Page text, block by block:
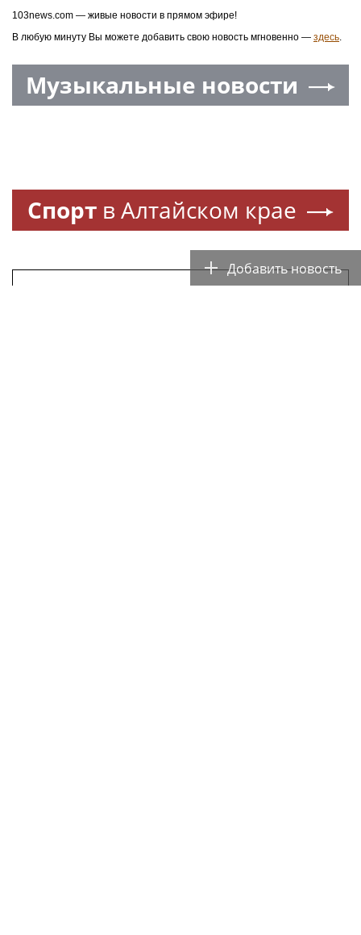
Добавить новость
103news.com — живые новости в прямом эфире!
В любую минуту Вы можете добавить свою новость мгновенно — здесь.
Музыкальные новости
Спорт в Алтайском крае